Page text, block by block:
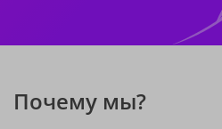
Почему мы?